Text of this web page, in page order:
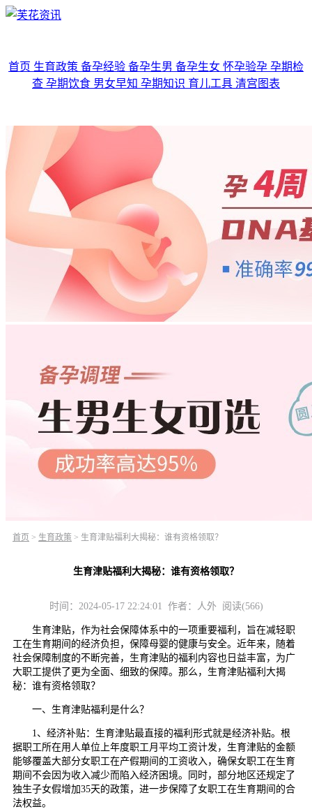
首页 生育政策 备孕经验 备孕生男 备孕生女 怀孕验孕 孕期检
查 孕期饮食 男女早知 孕期知识 育儿工具 清宫图表
首页 > 生育政策 > 生育津贴福利大揭秘：谁有资格领取？
生育津贴福利大揭秘：谁有资格领取？
时间：2024-05-17 22:24:01 作者：人外 阅读(566)
生育津贴，作为社会保障体系中的一项重要福利，旨在减轻职
工在生育期间的经济负担，保障母婴的健康与安全。近年来，随着
社会保障制度的不断完善，生育津贴的福利内容也日益丰富，为广
大职工提供了更为全面、细致的保障。那么，生育津贴福利大揭
秘：谁有资格领取？
一、生育津贴福利是什么？
1、经济补贴：生育津贴最直接的福利形式就是经济补贴。根
据职工所在用人单位上年度职工月平均工资计发，生育津贴的金额
能够覆盖大部分女职工在产假期间的工资收入，确保女职工在生育
期间不会因为收入减少而陷入经济困境。同时，部分地区还规定了
独生子女假增加35天的政策，进一步保障了女职工在生育期间的合
法权益。